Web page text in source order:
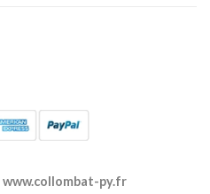
www.collombat-py.fr